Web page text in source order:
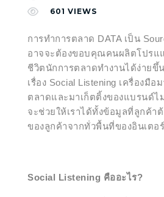
601 VIEWS
การทำการตลาด DATA เป็น
อาจจะต้องขอบคุณคนผลิตโปรแ
ชีวิตนักการตลาดทำงานได้ง่ายขึ้
เรื่อง Social Listening เครื่องมือ
ตลาดและมาเก็ตติ้งของแบรนด์ไ
จะช่วยให้เราได้ทั้งข้อมูลที่ลูกค้า
ของลูกค้าจากทั่วพื้นที่ของอินเตอ
Social Listening คืออะไร?